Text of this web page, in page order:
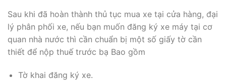
Sau khi đã hoàn thành thủ tục mua xe tại cửa hàng, đại
lý phân phối xe, nếu bạn muốn đăng ký xe máy tại cơ
quan nhà nước thì cần chuẩn bị một số giấy tờ cần
thiết để nộp thuế trước bạ Bao gồm
Tờ khai đăng ký xe.